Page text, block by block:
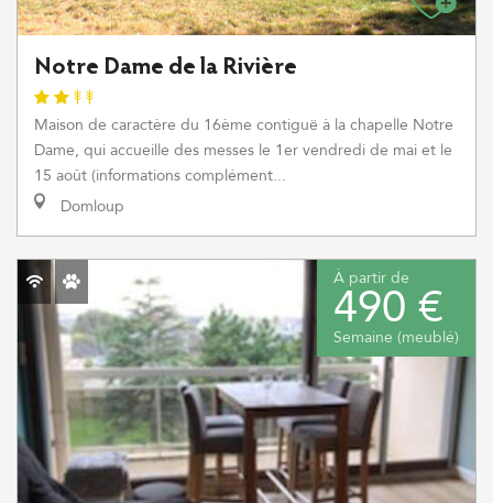
Notre Dame de la Rivière
Maison de caractère du 16ème contiguë à la chapelle Notre
Dame, qui accueille des messes le 1er vendredi de mai et le
15 août (informations complément...
Domloup
À partir de
490 €
Semaine (meublé)